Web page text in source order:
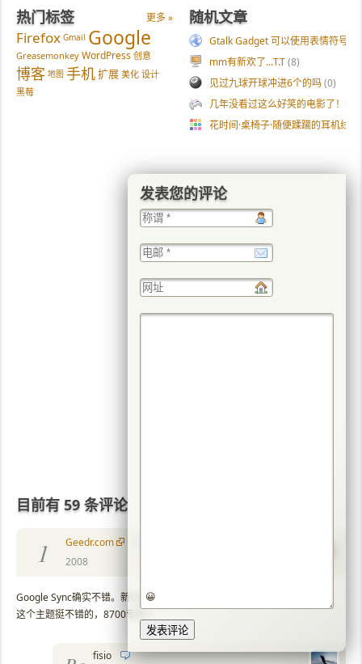
更多 »
热门标签
Firefox Gmail Google
Greasemonkey WordPress 创意
博客 地图 手机扩展 美化 设计
黑莓
随机文章
Gtalk Gadget 可以使用表情符号了
mm有新欢了...T.T(8)
见过九球开球冲进6个的吗(0)
几年没看过这么好笑的电影了！憨
花时间·桌椅子·随便蹂躏的耳机线
发表您的评论
😀
目前有 59 条评论
1
Geedr.com
2008
Google Sync确实不错。新OS的日历也会增强，期待下。
这个主题挺不错的，8700专用？
fisio